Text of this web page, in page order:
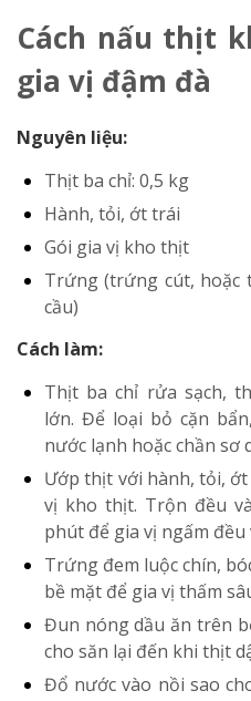
Cách nấu thịt
gia vị đậm đà
Nguyên liệu:
Thịt ba chỉ: 0,5 kg
Hành, tỏi, ớt trái
Gói gia vị kho thịt
Trứng (trứng cút,
cầu)
Cách làm:
Thịt ba chỉ rửa sạch,
lớn. Để loại bỏ cặn
nước lạnh hoặc chần sơ
Ướp thịt với hành, tỏi,
vị kho thịt. Trộn đều
phút để gia vị ngấm
Trứng đem luộc chín,
bề mặt để gia vị thấm
Đun nóng dầu ăn trên
cho săn lại đến khi thịt
Đổ nước vào nồi sao